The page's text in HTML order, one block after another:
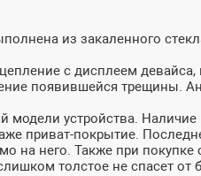
из закаленного
с дисплеем девайса,
появившейся трещины.
устройства. Наличие
приват-покрытие.
на него. Также при покупке
толстое не спасет от